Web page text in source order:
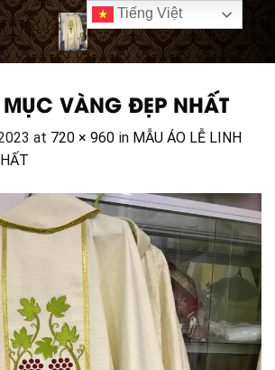
VÀNG ĐẸP NHẤT
at 720 × 960 in MẪU ÁO LỄ LINH
Tiếng Việt